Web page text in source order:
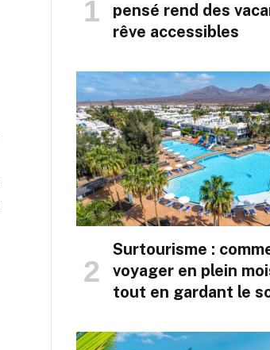
pensé rend des
rêve accessibles
Surtourisme :
voyager en plein
tout en gardant le